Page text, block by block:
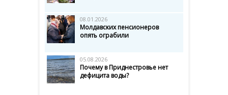
08.01.2026
Молдавских пенсионеров
опять ограбили
05.08.2026
Почему в Приднестровье нет
дефицита воды?